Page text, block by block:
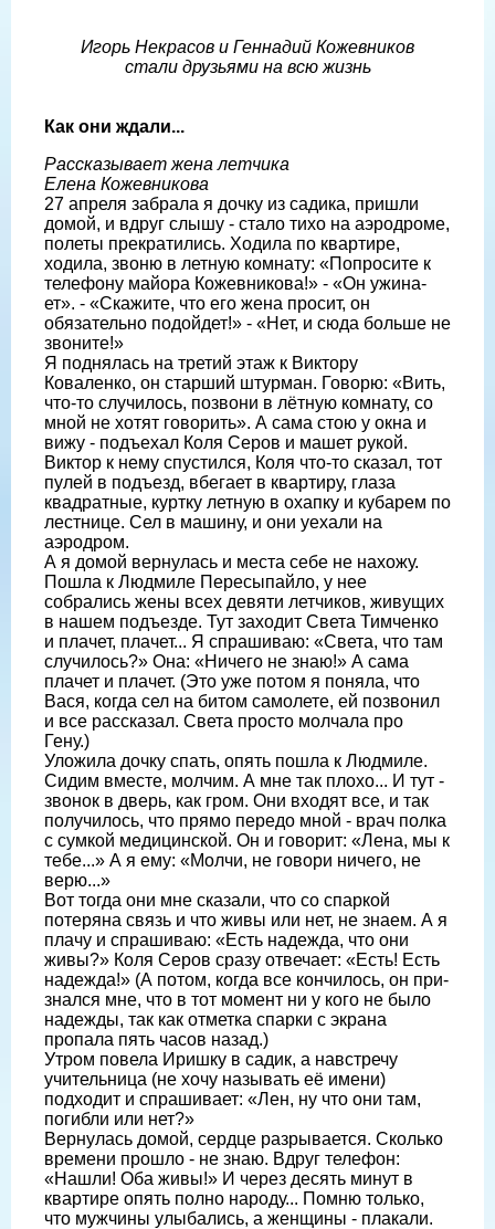
Игорь Некрасов и Геннадий Кожевников
стали друзьями на всю жизнь
Как они ждали...
Рассказывает жена летчика
Елена Кожевникова
27 апреля забрала я дочку из садика, пришли
домой, и вдруг слышу - стало тихо на аэродроме,
полеты прекрати­лись. Ходила по квартире,
ходила, звоню в летную комнату: «Попросите к
телефо­ну майора Кожевникова!» - «Он ужина­
ет». - «Скажите, что его жена просит, он
обязательно подойдет!» - «Нет, и сюда больше не
звоните!»
Я поднялась на третий этаж к Викто­ру
Коваленко, он старший штурман. Го­ворю: «Вить,
что-то случилось, позвони в лётную комнату, со
мной не хотят говорить». А сама стою у окна и
вижу - подъехал Коля Серов и машет рукой.
Виктор к нему спустился, Коля что-то сказал, тот
пулей в подъезд, вбегает в квартиру, глаза
квадратные, куртку лет­ную в охапку и кубарем по
лестнице. Сел в машину, и они уехали на
аэродром.
А я домой вернулась и места себе не нахожу.
Пошла к Людмиле Пересыпайло, у нее
собрались жены всех девяти летчиков, живущих
в нашем подъезде. Тут заходит Света Тимченко
и плачет, плачет... Я спрашиваю: «Света, что там
случилось?» Она: «Ничего не знаю!» А сама
плачет и плачет. (Это уже потом я поняла, что
Вася, когда сел на битом са­молете, ей позвонил
и все рассказал. Света просто молчала про
Гену.)
Уложила дочку спать, опять пошла к Людмиле.
Сидим вместе, молчим. А мне так плохо... И тут -
звонок в дверь, как гром. Они входят все, и так
получилось, что прямо передо мной - врач полка
с сумкой медицинской. Он и говорит: «Лена, мы к
тебе...» А я ему: «Молчи, не говори ничего, не
верю...»
Вот тогда они мне сказали, что со спаркой
потеряна связь и что живы или нет, не знаем. А я
плачу и спрашиваю: «Есть надежда, что они
живы?» Коля Се­ров сразу отвечает: «Есть! Есть
надежда!» (А потом, когда все кончилось, он при­
знался мне, что в тот момент ни у кого не было
надежды, так как отметка спарки с экрана
пропала пять часов назад.)
Утром повела Иришку в садик, а на­встречу
учительница (не хочу называть её имени)
подходит и спрашивает: «Лен, ну что они там,
погибли или нет?»
Вернулась домой, сердце разрывает­ся. Сколько
времени прошло - не знаю. Вдруг телефон:
«Нашли! Оба живы!» И через десять минут в
квартире опять пол­но народу... Помню только,
что мужчи­ны улыбались, а женщины - плакали.